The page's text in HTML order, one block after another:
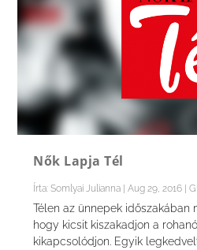
Nők Lapja Tél
Írta:Somlyai Julianna |Aug 29, 2016 |
Télen az ünnepek időszakában
hogy kicsit kiszakadjon a
kikapcsolódjon. Egyik